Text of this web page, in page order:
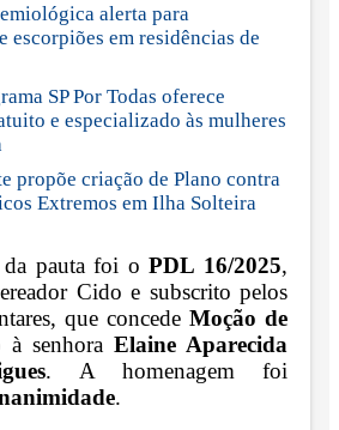
alerta para
escorpiões em residências de
SP Por Todas oferece
e especializado às mulheres
propõe criação de Plano contra
Extremos em Ilha Solteira
da pauta foi oPDL 16/2025,
Cido e subscrito pelos
que concede Moção de
à senhora Elaine Aparecida
. A homenagem foi
.